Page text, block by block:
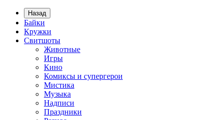
Назад
Байки
Кружки
Свитшоты
Животные
Игры
Кино
Комиксы и супергерои
Мистика
Музыка
Надписи
Праздники